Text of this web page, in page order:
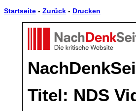
Startseite - Zurück - Drucken
Titel: NDS